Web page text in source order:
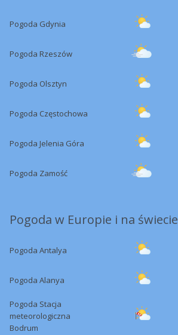
Pogoda Gdynia
Pogoda Rzeszów
Pogoda Olsztyn
Pogoda Częstochowa
Pogoda Jelenia Góra
Pogoda Zamość
Pogoda w Europie i na świecie
Pogoda Antalya
Pogoda Alanya
Pogoda Stacja
meteorologiczna
Bodrum